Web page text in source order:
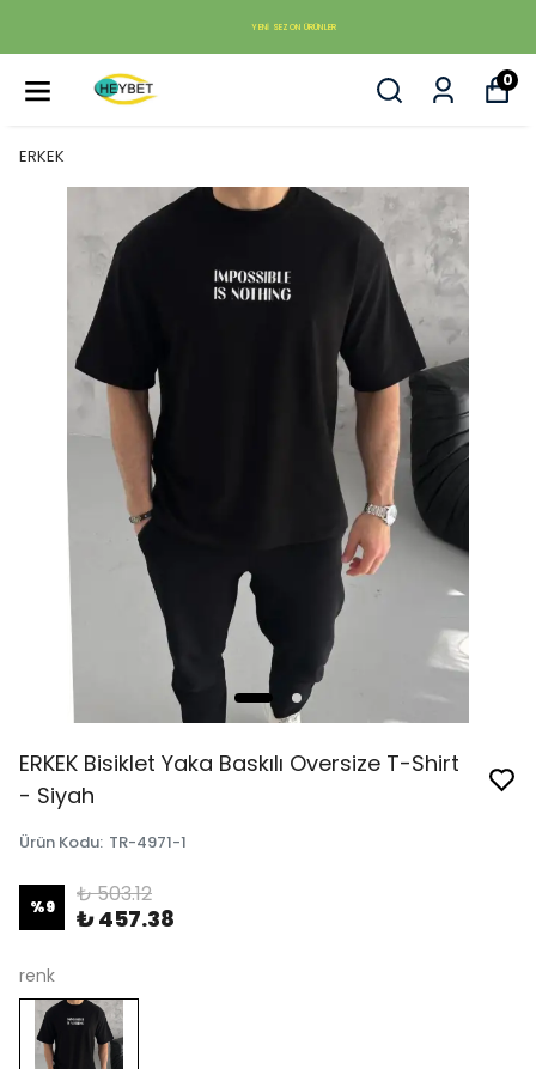
YENI SEZON ÜRÜNLER
0
ERKEK
ERKEK Bisiklet Yaka Baskılı Oversize T-Shirt
- Siyah
Ürün Kodu: TR-4971-1
%9 ₺ 503.12
₺ 457.38
renk